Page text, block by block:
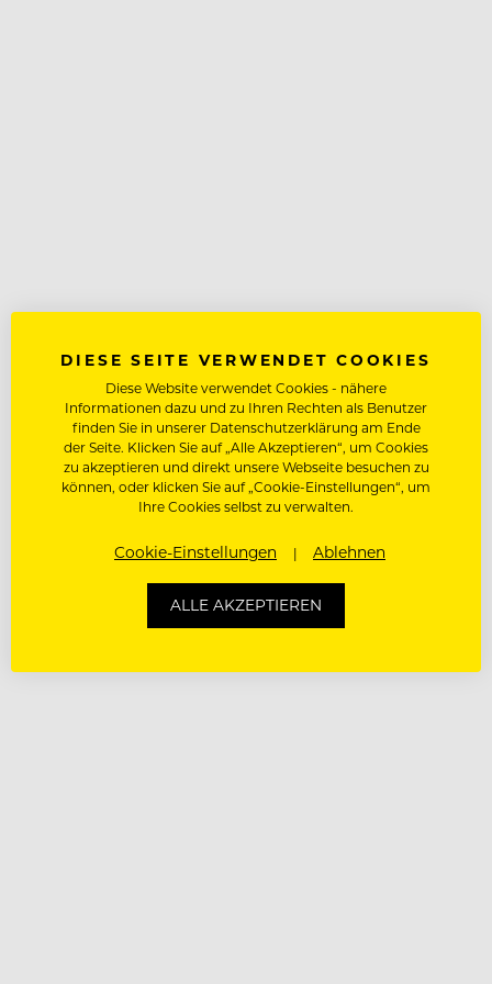
DIESE SEITE VERWENDET COOKIES
Diese Website verwendet Cookies - nähere
Informationen dazu und zu Ihren Rechten als Benutzer
finden Sie in unserer Datenschutzerklärung am Ende
der Seite. Klicken Sie auf „Alle Akzeptieren“, um Cookies
zu akzeptieren und direkt unsere Webseite besuchen zu
können, oder klicken Sie auf „Cookie-Einstellungen“, um
Ihre Cookies selbst zu verwalten.
Cookie-Einstellungen Ablehnen
ALLE AKZEPTIEREN